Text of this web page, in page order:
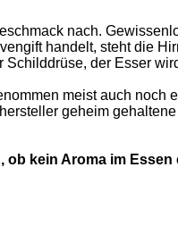
nach.
handelt, steht die
der Esser
meist auch noch
geheim
ob kein Aroma im Essen